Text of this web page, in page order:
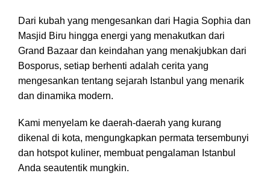
Dari kubah yang mengesankan dari Hagia Sophia dan
Masjid Biru hingga energi yang menakutkan dari
Grand Bazaar dan keindahan yang menakjubkan dari
Bosporus, setiap berhenti adalah cerita yang
mengesankan tentang sejarah Istanbul yang menarik
dan dinamika modern.
Kami menyelam ke daerah-daerah yang kurang
dikenal di kota, mengungkapkan permata tersembunyi
dan hotspot kuliner, membuat pengalaman Istanbul
Anda seautentik mungkin.